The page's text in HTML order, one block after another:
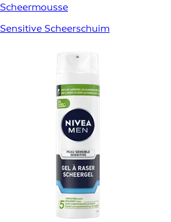
Scheermousse
Sensitive Scheerschuim